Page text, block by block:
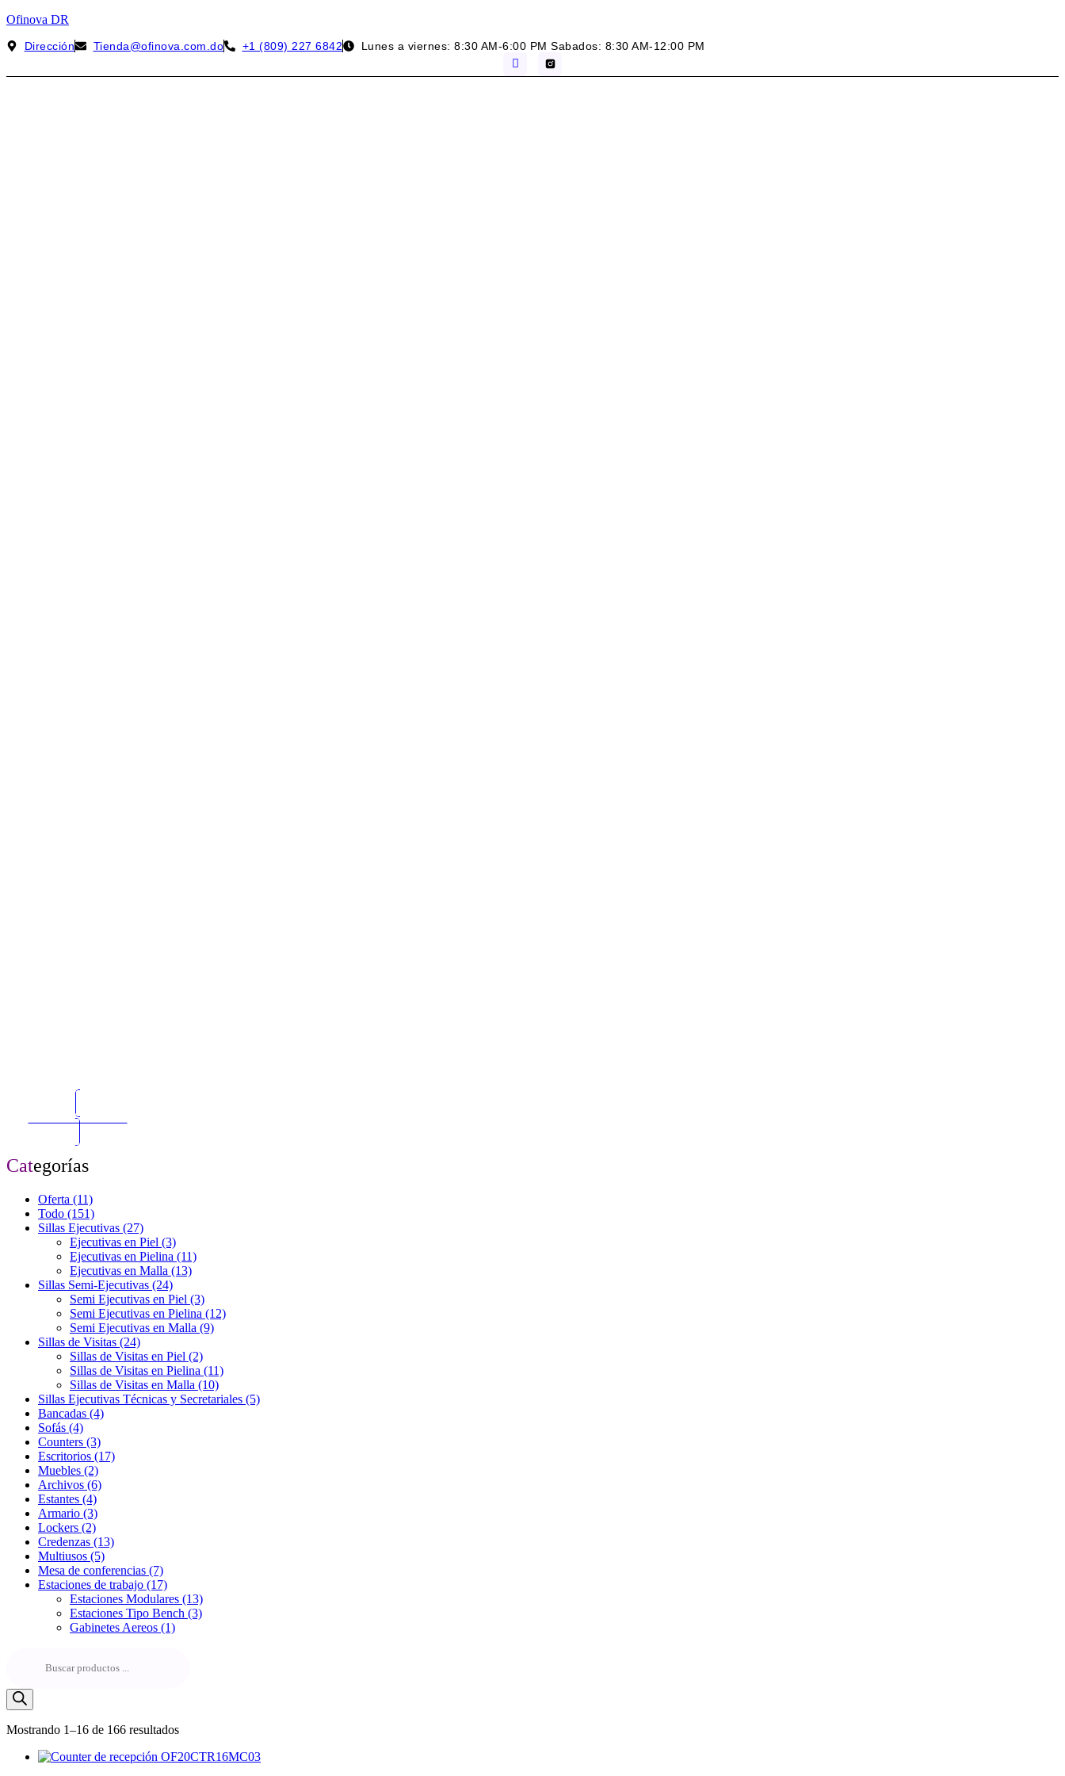
Ofinova DR
Dirección Tienda@ofinova.com.do +1 (809) 227 6842 Lunes a viernes: 8:30 AM-6:00 PM Sabados: 8:30 AM-12:00 PM
Solicitar Cotización
Categorías
Oferta (11)
Todo (151)
Sillas Ejecutivas (27)
Ejecutivas en Piel (3)
Ejecutivas en Pielina (11)
Ejecutivas en Malla (13)
Sillas Semi-Ejecutivas (24)
Semi Ejecutivas en Piel (3)
Semi Ejecutivas en Pielina (12)
Semi Ejecutivas en Malla (9)
Sillas de Visitas (24)
Sillas de Visitas en Piel (2)
Sillas de Visitas en Pielina (11)
Sillas de Visitas en Malla (10)
Sillas Ejecutivas Técnicas y Secretariales (5)
Bancadas (4)
Sofás (4)
Counters (3)
Escritorios (17)
Muebles (2)
Archivos (6)
Estantes (4)
Armario (3)
Lockers (2)
Credenzas (13)
Multiusos (5)
Mesa de conferencias (7)
Estaciones de trabajo (17)
Estaciones Modulares (13)
Estaciones Tipo Bench (3)
Gabinetes Aereos (1)
Mostrando 1–16 de 166 resultados